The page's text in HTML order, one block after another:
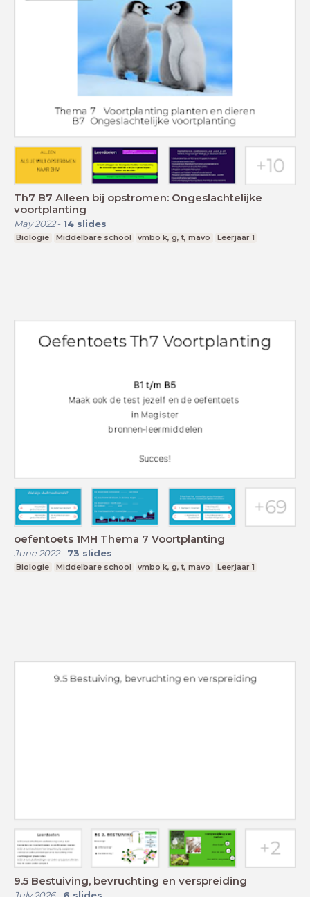
Th7 B7 Alleen bij opstromen: Ongeslachtelijke
voortplanting
May 2022- 14 slides
Biologie Middelbare school vmbo k, g, t, mavo Leerjaar 1
oefentoets 1MH Thema 7 Voortplanting
June 2022- 73 slides
Biologie Middelbare school vmbo k, g, t, mavo Leerjaar 1
9.5 Bestuiving, bevruchting en verspreiding
July 2026- 6 slides